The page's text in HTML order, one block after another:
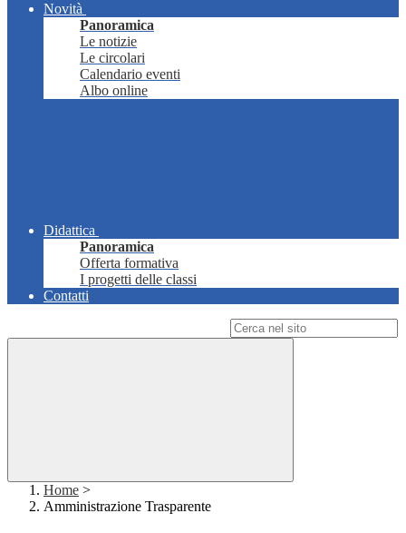
Novità
Panoramica
Le notizie
Le circolari
Calendario eventi
Albo online
Didattica
Panoramica
Offerta formativa
I progetti delle classi
Contatti
Home >
Amministrazione Trasparente